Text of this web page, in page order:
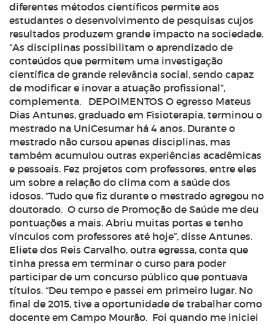
diferentes métodos científicos permite aos
estudantes o desenvolvimento de pesquisas cujos
resultados produzem grande impacto na sociedade.
“As disciplinas possibilitam o aprendizado de
conteúdos que permitem uma investigação
científica de grande relevância social, sendo capaz
de modificar e inovar a atuação profissional”,
complementa. DEPOIMENTOS O egresso Mateus
Dias Antunes, graduado em Fisioterapia, terminou o
mestrado na UniCesumar há 4 anos. Durante o
mestrado não cursou apenas disciplinas, mas
também acumulou outras experiências acadêmicas
e pessoais. Fez projetos com professores, entre eles
um sobre a relação do clima com a saúde dos
idosos. “Tudo que fiz durante o mestrado agregou no
doutorado. O curso de Promoção de Saúde me deu
pontuações a mais. Abriu muitas portas e tenho
vínculos com professores até hoje”, disse Antunes.
Eliete dos Reis Carvalho, outra egressa, conta que
tinha pressa em terminar o curso para poder
participar de um concurso público que pontuava
títulos. “Deu tempo e passei em primeiro lugar. No
final de 2015, tive a oportunidade de trabalhar como
docente em Campo Mourão. Foi quando me iniciei